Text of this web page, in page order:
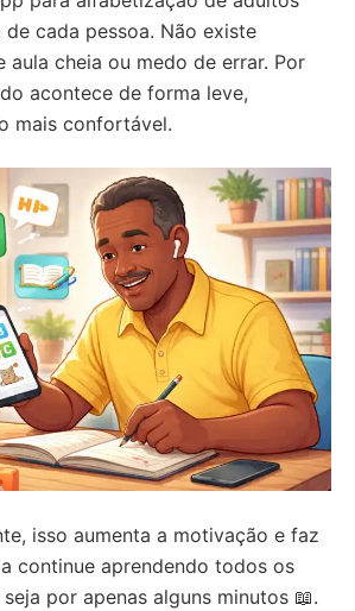
cada pessoa. Não existe
aula cheia ou medo de errar. Por
acontece de forma leve,
mais confortável.
isso aumenta a motivação e faz
continue aprendendo todos os
por apenas alguns minutos 📖.